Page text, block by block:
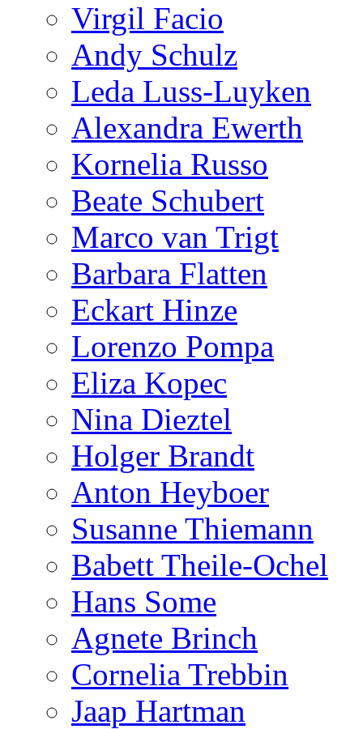
Virgil Facio
Andy Schulz
Leda Luss-Luyken
Alexandra Ewerth
Kornelia Russo
Beate Schubert
Marco van Trigt
Barbara Flatten
Eckart Hinze
Lorenzo Pompa
Eliza Kopec
Nina Dieztel
Holger Brandt
Anton Heyboer
Susanne Thiemann
Babett Theile-Ochel
Hans Some
Agnete Brinch
Cornelia Trebbin
Jaap Hartman